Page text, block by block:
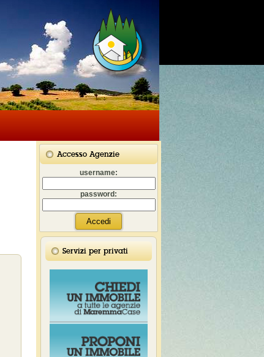
Accesso Agenzie
username:
password:
Servizi per privati